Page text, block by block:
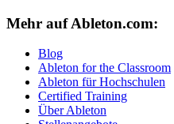
Mehr auf Ableton.com:
Blog
Ableton for the Classroom
Ableton für Hochschulen
Certified Training
Über Ableton